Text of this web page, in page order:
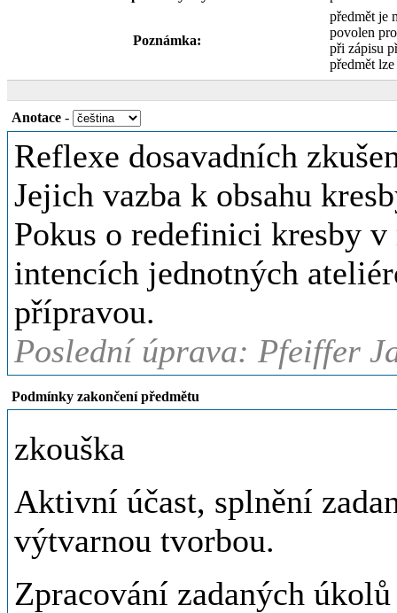
Poznámka:
předmět je
povolen
při zápisu
předmět
Anotace -
Reflexe dosavadních
Jejich vazba k obsahu
Pokus o redefinici kresby
intencích jednotných
přípravou.
Poslední úprava: Pfeiffer
Podmínky zakončení předmětu
zkouška
Aktivní účast, splnění
výtvarnou tvorbou.
Zpracování zadaných